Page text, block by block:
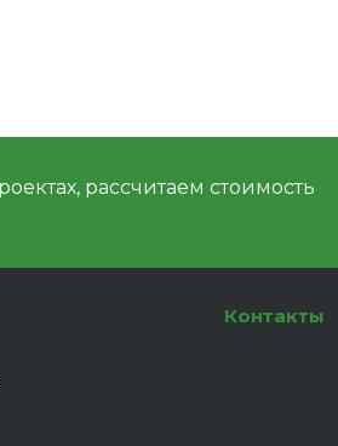
рассчитаем стоимость
Контакты